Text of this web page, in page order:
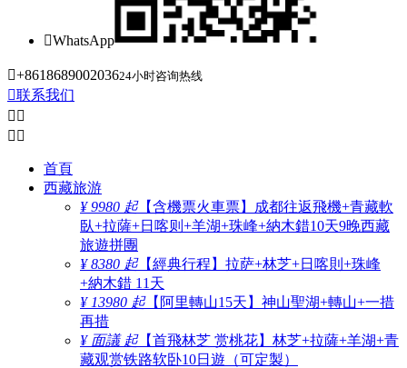
WhatsApp
+861868900203624小时咨询热线
联系我们
 
 
首頁
西藏旅游
¥ 9980 起【含機票火車票】成都往返飛機+青藏軟
臥+拉薩+日喀则+羊湖+珠峰+納木錯10天9晚西藏
旅遊拼團
¥ 8380 起【經典行程】拉萨+林芝+日喀則+珠峰
+納木錯 11天
¥ 13980 起【阿里轉山15天】神山聖湖+轉山+一措
再措
¥ 面議 起【首飛林芝 赏桃花】林芝+拉薩+羊湖+青
藏观赏铁路软卧10日遊（可定製）